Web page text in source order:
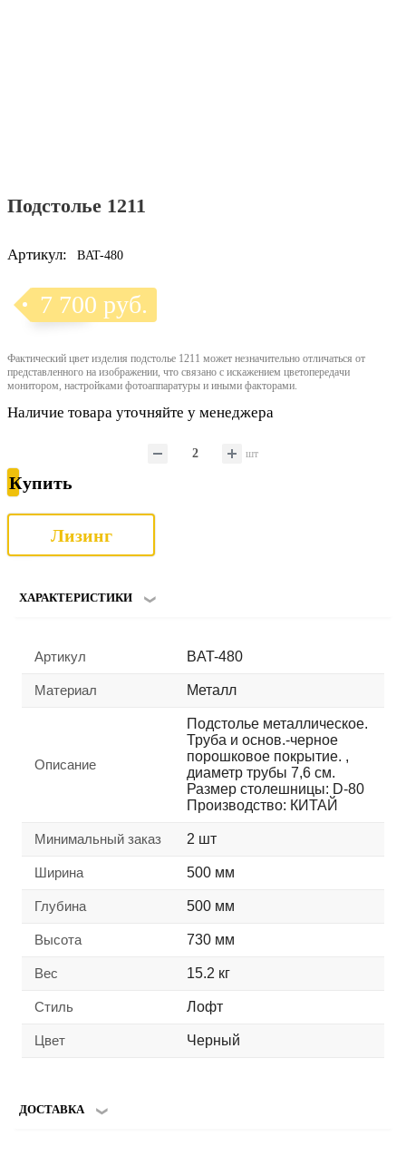
Подстолье 1211
Артикул: BAT-480
7 700 руб.
Фактический цвет изделия подстолье 1211 может незначительно отличаться от
представленного на изображении, что связано с искажением цветопередачи
монитором, настройками фотоаппаратуры и иными факторами.
Наличие товара уточняйте у менеджера
шт
Купить
Лизинг
ХАРАКТЕРИСТИКИ
Артикул BAT-480
Материал Металл
Описание
Подстолье металлическое.
Труба и основ.-черное
порошковое покрытие. ,
диаметр трубы 7,6 см.
Размер столешницы: D-80
Производство: КИТАЙ
Минимальный заказ 2 шт
Ширина 500 мм
Глубина 500 мм
Высота 730 мм
Вес 15.2 кг
Стиль Лофт
Цвет Черный
ДОСТАВКА